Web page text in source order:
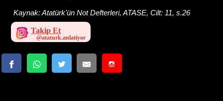
Kaynak:Atatürk'ün Not Defterleri, ATASE, Cilt: 11, s.26
Takip Et